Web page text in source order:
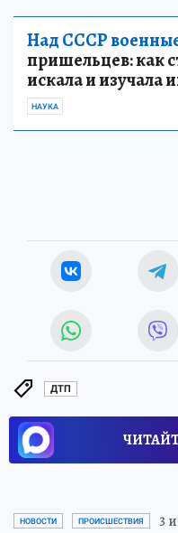
Над СССР
пришельцев: как
искала и изучала
НАУКА
ДТП
НОВОСТИ ПРОИСШЕСТВИЯ 3